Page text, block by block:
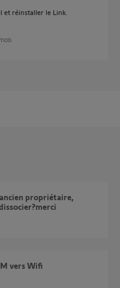
et réinstaller le Link.
vers Wifi